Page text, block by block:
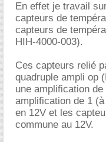
En effet je travail
capteurs de
capteurs de
HIH-4000-003).
Ces capteurs relié
quadruple ampli op
une amplification
amplification de 1
en 12V et les
commune au 12V.